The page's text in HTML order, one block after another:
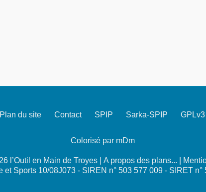
Plan du site Contact SPIP Sarka-SPIP GPLv3
Colorisé par mDm
l’Outil en Main de Troyes | A propos des plans...
et Sports 10/08J073 - SIREN n° 503 577 009 - SIRET